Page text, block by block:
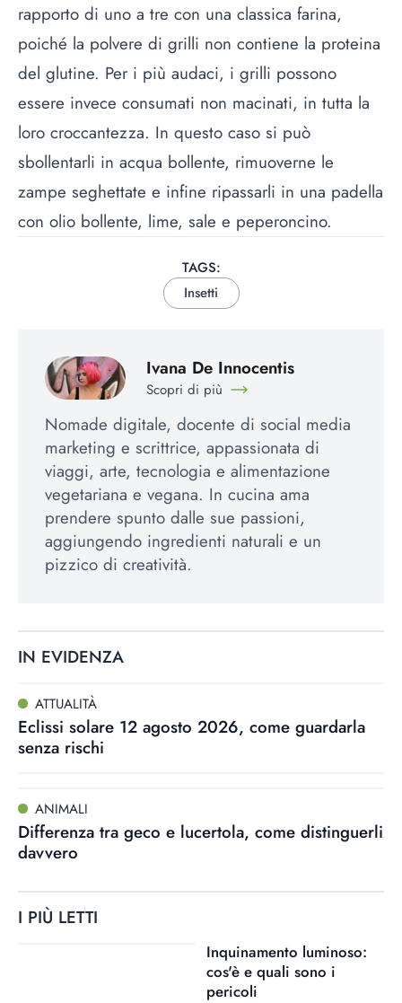
rapporto di uno a tre con una classica farina,
poiché la polvere di grilli non contiene la proteina
del glutine. Per i più audaci, i grilli possono
essere invece consumati non macinati, in tutta la
loro croccantezza. In questo caso si può
sbollentarli in acqua bollente, rimuoverne le
zampe seghettate e infine ripassarli in una padella
con olio bollente, lime, sale e peperoncino.
TAGS:
Insetti
Ivana De Innocentis
Scopri di più
Nomade digitale, docente di social media
marketing e scrittrice, appassionata di
viaggi, arte, tecnologia e alimentazione
vegetariana e vegana. In cucina ama
prendere spunto dalle sue passioni,
aggiungendo ingredienti naturali e un
pizzico di creatività.
IN EVIDENZA
ATTUALITÀ
Eclissi solare 12 agosto 2026, come guardarla
senza rischi
ANIMALI
Differenza tra geco e lucertola, come distinguerli
davvero
I PIÙ LETTI
Inquinamento luminoso:
cos'è e quali sono i
pericoli